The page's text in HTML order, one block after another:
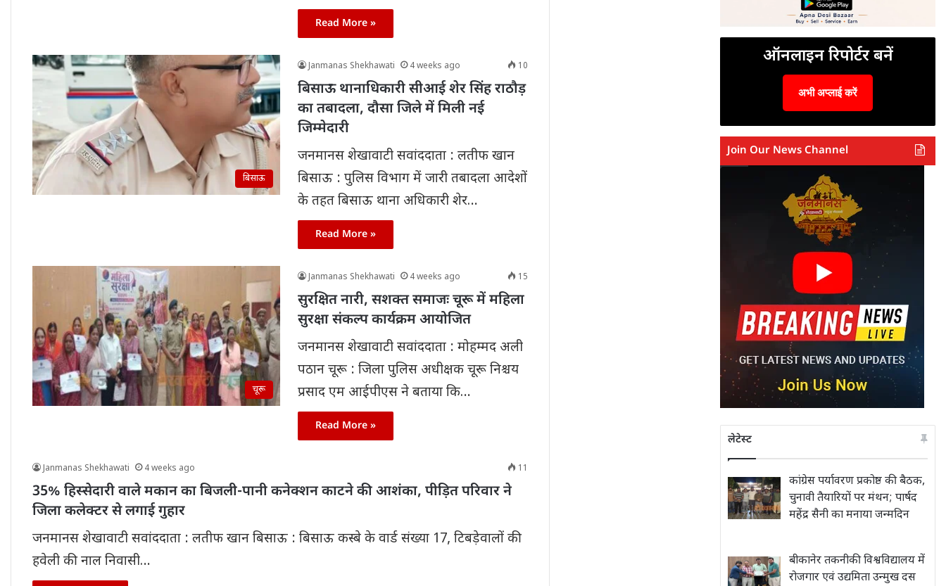
Read More »
बिसाऊ
Janmanas Shekhawati 4 weeks ago 10
बिसाऊ थानाधिकारी सीआई शेर सिंह राठौड़
का तबादला, दौसा जिले में मिली नई
जिम्मेदारी
जनमानस शेखावाटी सवांददाता : लतीफ खान
बिसाऊ : पुलिस विभाग में जारी तबादला आदेशों
के तहत बिसाऊ थाना अधिकारी शेर…
Read More »
चूरू
Janmanas Shekhawati 4 weeks ago 15
सुरक्षित नारी, सशक्त समाजः चूरू में महिला
सुरक्षा संकल्प कार्यक्रम आयोजित
जनमानस शेखावाटी सवांददाता : मोहम्मद अली
पठान चूरू : जिला पुलिस अधीक्षक चूरू निश्चय
प्रसाद एम आईपीएस ने बताया कि…
Read More »
Janmanas Shekhawati 4 weeks ago 11
35% हिस्सेदारी वाले मकान का बिजली-पानी कनेक्शन काटने की आशंका, पीड़ित परिवार ने
जिला कलेक्टर से लगाई गुहार
जनमानस शेखावाटी सवांददाता : लतीफ खान बिसाऊ : बिसाऊ कस्बे के वार्ड संख्या 17, टिबड़ेवालों की
हवेली की नाल निवासी…
ऑनलाइन रिपोर्टर बनें
अभी अप्लाई करें
Join Our News Channel
लेटेस्ट
कांग्रेस पर्यावरण प्रकोष्ठ की बैठक,
चुनावी तैयारियों पर मंथन; पार्षद
महेंद्र सैनी का मनाया जन्मदिन
बीकानेर तकनीकी विश्वविद्यालय में
रोजगार एवं उद्यमिता उन्मुख दस